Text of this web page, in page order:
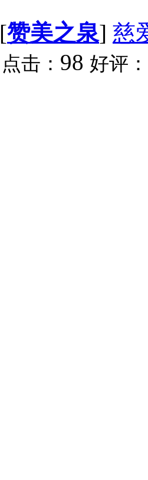
[赞美之泉] 慈
点击： 98 好评：